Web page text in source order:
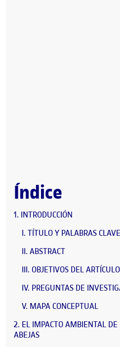
Índice
INTRODUCCIÓN
TÍTULO Y PALABRAS CLAVE
ABSTRACT
OBJETIVOS DEL ARTÍCULO
PREGUNTAS DE
MAPA CONCEPTUAL
EL IMPACTO AMBIENTAL
ABEJAS